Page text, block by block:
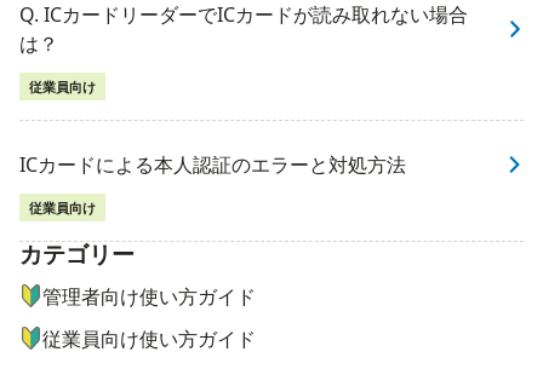
Q. ICカードリーダーでICカードが読み取れない場合
は？
従業員向け
ICカードによる本人認証のエラーと対処方法
従業員向け
ナビゲーションメニュー
カテゴリー
管理者向け使い方ガイド
従業員向け使い方ガイド